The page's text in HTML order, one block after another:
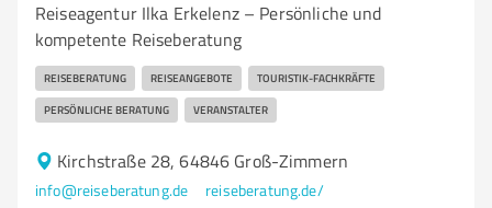
Reiseagentur Ilka Erkelenz – Persönliche und
kompetente Reiseberatung
REISEBERATUNG REISEANGEBOTE TOURISTIK-FACHKRÄFTE
PERSÖNLICHE BERATUNG VERANSTALTER
Kirchstraße 28, 64846 Groß-Zimmern
info@reiseberatung.de reiseberatung.de/